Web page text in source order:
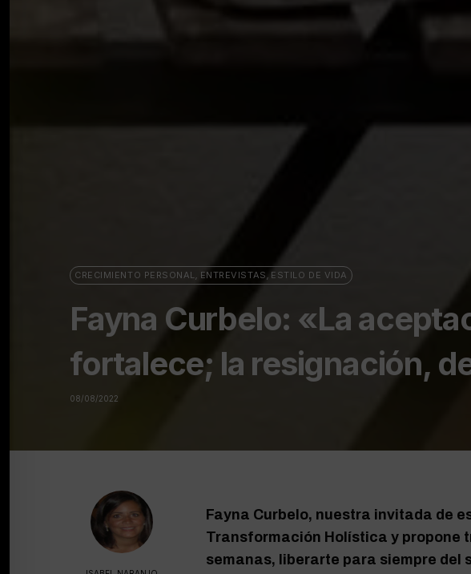
CRECIMIENTO PERSONAL, ENTREVISTAS, ESTILO DE VIDA
Fayna Curbelo: «La
fortalece; la resignación,
08/08/2022
Fayna Curbelo, nuestra invitada de
Transformación Holística y propone
semanas, liberarte para siempre del